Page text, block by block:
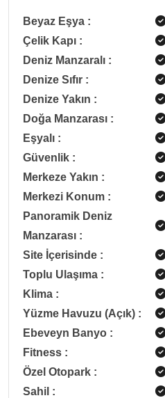
Beyaz Eşya :
Çelik Kapı :
Deniz Manzaralı :
Denize Sıfır :
Denize Yakın :
Doğa Manzarası :
Eşyalı :
Güvenlik :
Merkeze Yakın :
Merkezi Konum :
Panoramik Deniz
Manzarası :
Site İçerisinde :
Toplu Ulaşıma :
Klima :
Yüzme Havuzu (Açık) :
Ebeveyn Banyo :
Fitness :
Özel Otopark :
Sahil :